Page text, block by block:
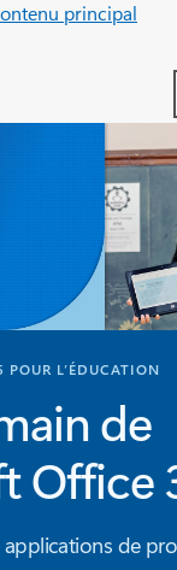
principal
L’ÉDUCATION
de
Office
de